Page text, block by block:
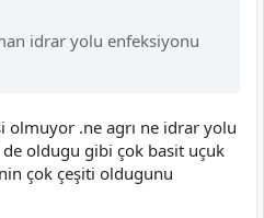
idrar yolu enfeksiyonu
olmuyor .ne agrı ne idrar yolu
oldugu gibi çok basit uçuk
çok çeşiti oldugunu